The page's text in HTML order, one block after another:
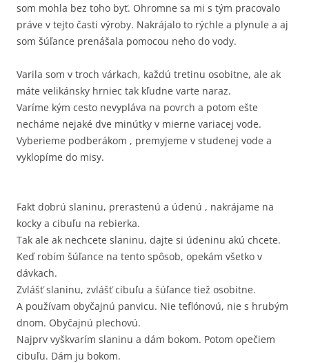
som mohla bez toho byť. Ohromne sa mi s tým pracovalo
práve v tejto časti výroby. Nakrájalo to rýchle a plynule a aj
som šúľance prenášala pomocou neho do vody.
Varila som v troch várkach, každú tretinu osobitne, ale ak
máte velikánsky hrniec tak kľudne varte naraz.
Varíme kým cesto nevypláva na povrch a potom ešte
necháme nejaké dve minútky v mierne variacej vode.
Vyberieme podberákom , premyjeme v studenej vode a
vyklopíme do misy.
Fakt dobrú slaninu, prerastenú a údenú , nakrájame na
kocky a cibuľu na rebierka.
Tak ale ak nechcete slaninu, dajte si údeninu akú chcete.
Keď robím šúľance na tento spôsob, opekám všetko v
dávkach.
Zvlášť slaninu, zvlášť cibuľu a šúľance tiež osobitne.
A používam obyčajnú panvicu. Nie teflónovú, nie s hrubým
dnom. Obyčajnú plechovú.
Najprv vyškvarím slaninu a dám bokom. Potom opečiem
cibuľu. Dám ju bokom.